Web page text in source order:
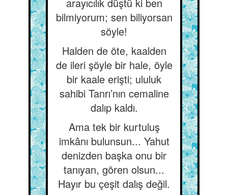
bilmiyorum; sen biliyorsan
söyle!
Halden de öte, kaalden
de ileri şöyle bir hale, öyle
bir kaale erişti; ululuk
sahibi Tanrı’nın cemaline
dalıp kaldı.
Ama tek bir kurtuluş
imkânı bulunsun... Yahut
denizden başka onu bir
tanıyan, gören olsun...
Hayır bu çeşit dalış değil.